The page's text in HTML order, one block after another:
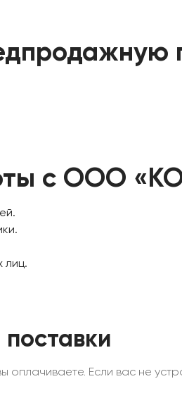
с ООО
лиц.
Если вас не